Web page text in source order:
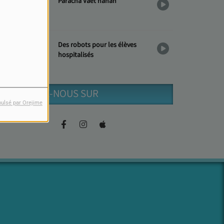
par Orejime
Des robots pour les élèves
hospitalisés
RETROUVEZ-NOUS SUR